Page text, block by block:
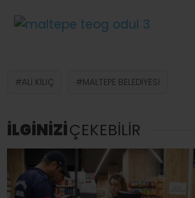
ALI KILIÇ MALTEPE BELEDIYESI
İLGİNİZİÇEKEBİLİR